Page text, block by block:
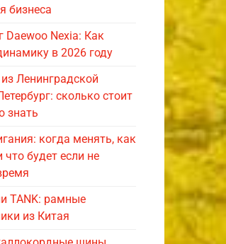
бизнеса
Daewoo Nexia: Как
в 2026 году
Ленинградской
сколько стоит
знать
когда менять, как
что будет если не
TANK: рамные
из Китая